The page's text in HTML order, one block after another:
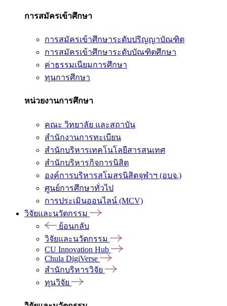
การสมัครเข้าศึกษา
การสมัครเข้าศึกษาระดับปริญญาบัณฑิต
การสมัครเข้าศึกษาระดับบัณฑิตศึกษา
ค่าธรรมเนียมการศึกษา
ทุนการศึกษา
หน่วยงานการศึกษา
คณะ วิทยาลัย และสถาบัน
สำนักงานการทะเบียน
สำนักบริหารเทคโนโลยีสารสนเทศ
สำนักบริหารกิจการนิสิต
องค์การบริหารสโมสรนิสิตจุฬาฯ (อบจ.)
ศูนย์การศึกษาทั่วไป
การประเมินออนไลน์ (MCV)
วิจัยและนวัตกรรม
ย้อนกลับ
วิจัยและนวัตกรรม
CU Innovation Hub
Chula DigiVerse
สำนักบริหารวิจัย
ทุนวิจัย